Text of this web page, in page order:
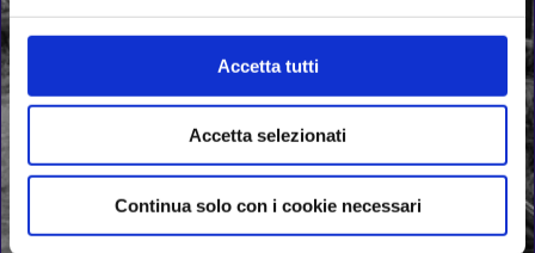
informazioni complete sul trattamento dati clicca qui:
Accetta tutti
Accetta selezionati
Continua solo con i cookie necessari